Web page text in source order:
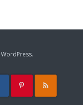
WordPress.